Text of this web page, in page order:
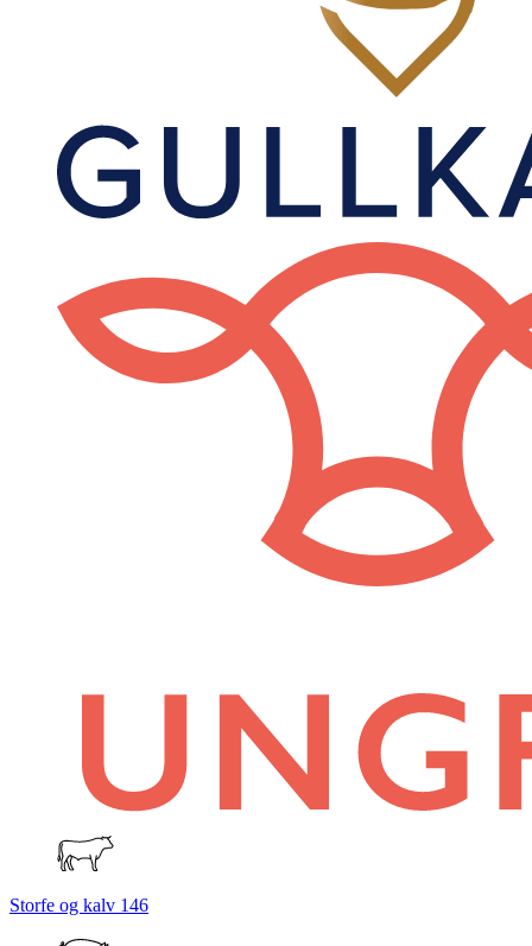
Storfe og kalv 146